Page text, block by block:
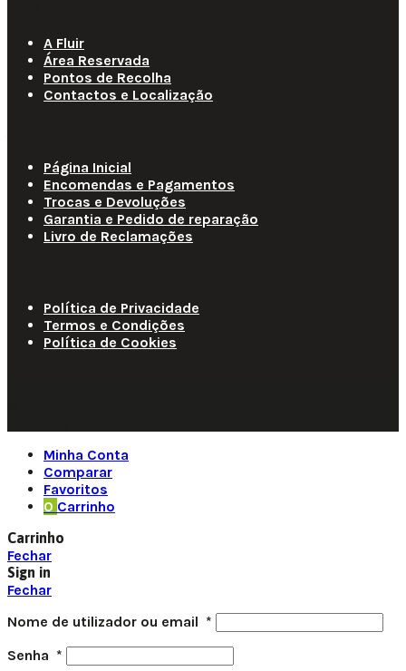
A Fluir
Área Reservada
Pontos de Recolha
Contactos e Localização
Página Inicial
Encomendas e Pagamentos
Trocas e Devoluções
Garantia e Pedido de reparação
Livro de Reclamações
Política de Privacidade
Termos e Condições
Política de Cookies
Minha Conta
Comparar
Favoritos
0 Carrinho
Carrinho
Fechar
Sign in
Fechar
Nome de utilizador ou email *
Senha *